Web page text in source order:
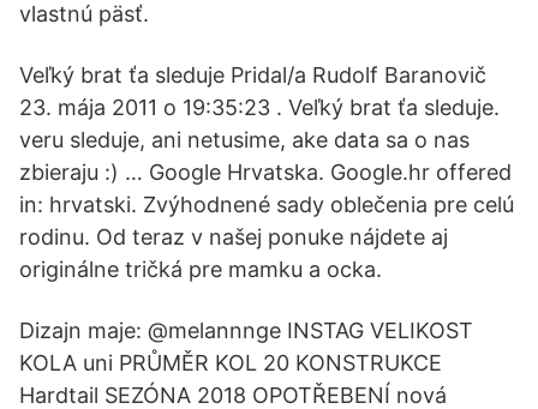
vlastnú päsť.
Veľký brat ťa sleduje Pridal/a Rudolf Baranovič
23. mája 2011 o 19:35:23 . Veľký brat ťa sleduje.
veru sleduje, ani netusime, ake data sa o nas
zbieraju :) … Google Hrvatska. Google.hr offered
in: hrvatski. Zvýhodnené sady oblečenia pre celú
rodinu. Od teraz v našej ponuke nájdete aj
originálne tričká pre mamku a ocka.
Dizajn maje: @melannnge INSTAG VELIKOST
KOLA uni PRŮMĚR KOL 20 KONSTRUKCE
Hardtail SEZÓNA 2018 OPOTŘEBENÍ nová